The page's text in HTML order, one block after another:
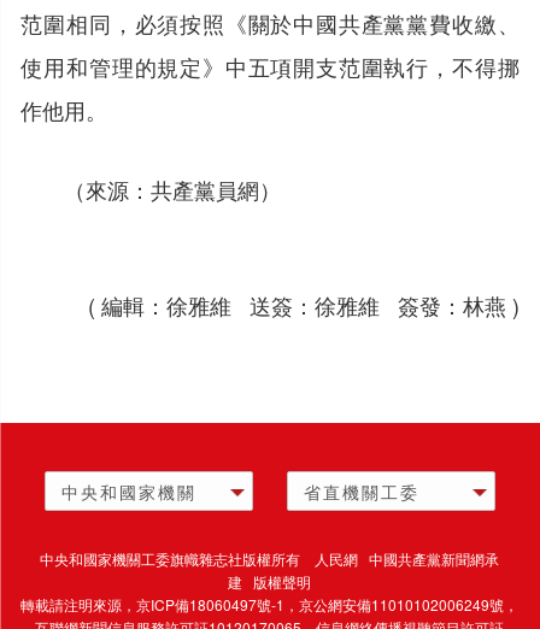
范圍相同，必須按照《關於中國共產黨黨費收繳、
使用和管理的規定》中五項開支范圍執行，不得挪
作他用。
（來源：共產黨員網）
( 編輯：徐雅維 送簽：徐雅維 簽發：林燕 )
中央和國家機關 省直機關工委
中央和國家機關工委旗幟雜志社版權所有 人民網 中國共產黨新聞網承
建 版權聲明
轉載請注明來源，京ICP備18060497號-1 ，京公網安備11010102006249號，